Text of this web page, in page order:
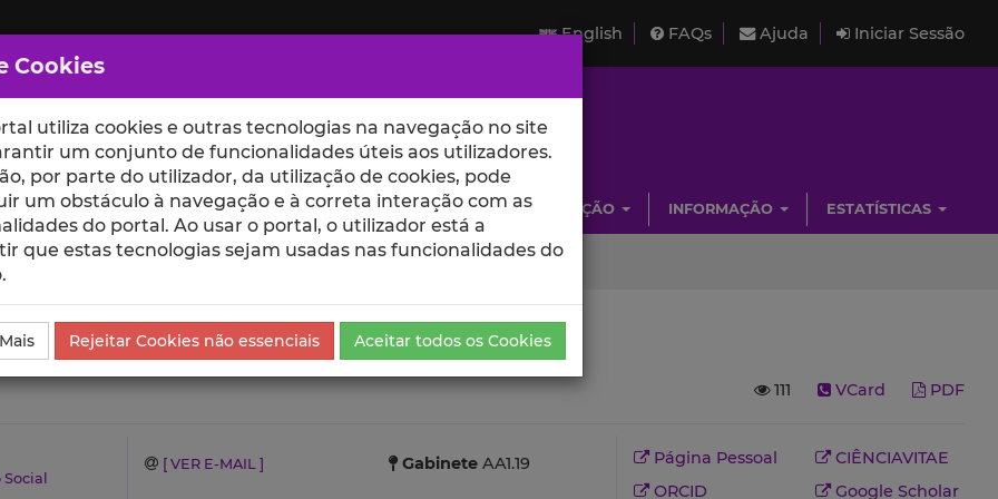
English FAQs Ajuda Iniciar Sessão
ESCOLAS UNIDADES INVESTIGAÇÃO INFORMAÇÃO ESTATÍSTICAS
e Citações
111 VCard PDF
[ VER E-MAIL ] GabineteAA1.19 Página Pessoal
CIÊNCIAVITAE
ORCID
Google Scholar
Cookies
utiliza cookies e outras tecnologias na navegação no site
um conjunto de funcionalidades úteis aos utilizadores.
por parte do utilizador, da utilização de cookies, pode
um obstáculo à navegação e à correta interação com as
do portal. Ao usar o portal, o utilizador está a
que estas tecnologias sejam usadas nas funcionalidades do
Rejeitar Cookies não essenciais Aceitar todos os Cookies